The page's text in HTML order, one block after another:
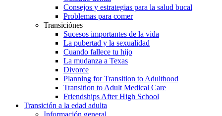
Consejos y estrategias para la salud bucal
Problemas para comer
Transiciónes
Sucesos importantes de la vida
La pubertad y la sexualidad
Cuando fallece tu hijo
La mudanza a Texas
Divorce
Planning for Transition to Adulthood
Transition to Adult Medical Care
Friendships After High School
Transición a la edad adulta
Información general